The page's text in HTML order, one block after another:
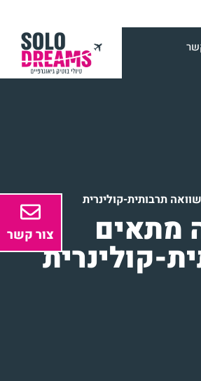
צור קשר
תרבותית-קולינרית
מתאים
קולינרית